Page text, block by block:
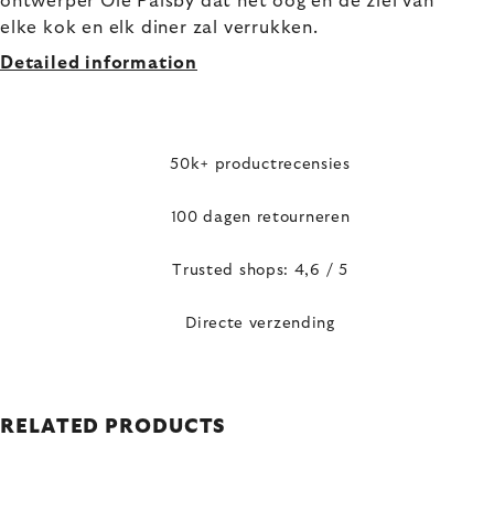
elke kok en elk diner zal verrukken.
Detailed information
50k+ productrecensies
100 dagen retourneren
Trusted shops: 4,6 / 5
Directe verzending
RELATED PRODUCTS